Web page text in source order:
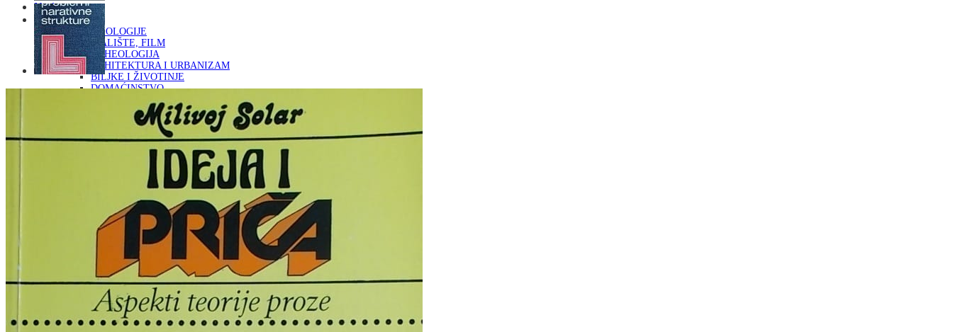
Naslovna
KNJIGE
OD ARHEOLOGIJE
DO KAZALIŠTE, FILM
ARHEOLOGIJA
ARHITEKTURA I URBANIZAM
BILJKE I ŽIVOTINJE
DOMAĆINSTVO
ENCIKLOPEDIJE I LEKSIKONI
ETNOLOGIJA
FILOZOFIJA, SOCIOLOGIJA, ANTROPOLOGIJA
GLAZBENA UMJETNOST
KAZALIŠTE, FILM
KNJIŽEVNOST
LIKOVNA UMJETNOST
LJEKOVITO BILJE I ZDRAVLJE
MITOLOGIJA
POVIJEST I PUBLICISTIKA
PRIRODNE ZNANOSTI
PSIHOLOGIJA, POPULARNA PSIHOLOGIJA,
ALTERNATIVA
RAZNO
RELIGIJA
OD RJEČNIKA
DO ZEMLJOVIDA
RJEČNICI, GRAMATIKE, PRAVOPISI…